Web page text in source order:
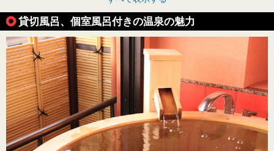
貸切風呂、個室風呂付きの温泉の魅力